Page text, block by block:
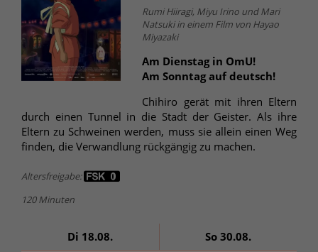
Rumi Hiiragi, Miyu Irino und Mari
Natsuki in einem Film von Hayao
Miyazaki
Am Dienstag in OmU!
Am Sonntag auf deutsch!
Chihiro gerät mit ihren Eltern
durch einen Tunnel in die Stadt der Geister. Als ihre
Eltern zu Schweinen werden, muss sie allein einen Weg
finden, die Verwandlung rückgängig zu machen.
Altersfreigabe:
120 Minuten
Di 18.08. So 30.08.